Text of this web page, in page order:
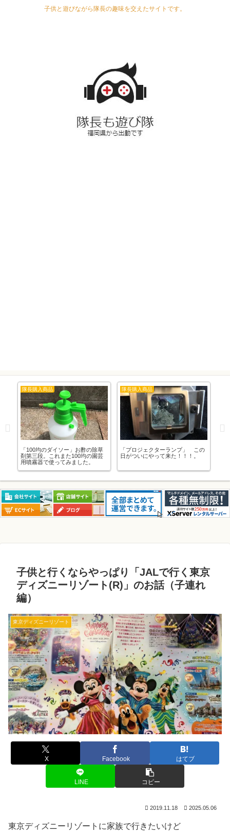
子供と遊びながら隊長の趣味を交えたサイトです。
隊長購入商品
「100均のダイソー」お酢の除草
剤第三段。これまた100均の園芸
用噴霧器で使ってみました。
隊長購入商品
「プロジェクターランプ」 この
日がついにやって来た！！！。
子供と行くならやっぱり「JALで行く東京
ディズニーリゾート(R)」のお話（子連れ
編）
東京ディズニーリゾート
X Facebook はてブ
LINE コピー
2019.11.18 2025.05.06
東京ディズニーリゾートに家族で行きたいけど